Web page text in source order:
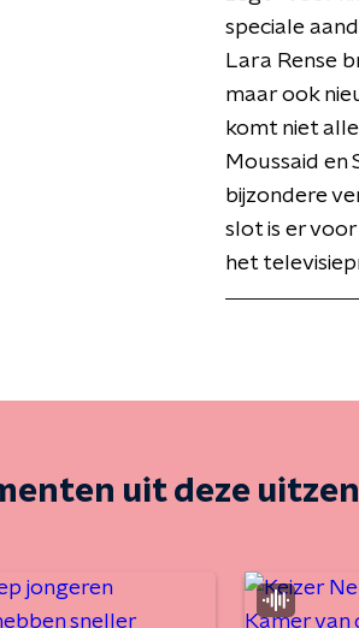
speciale
Lara Rense
maar ook
komt niet
Moussaid en
bijzondere
slot is er
het
uit deze